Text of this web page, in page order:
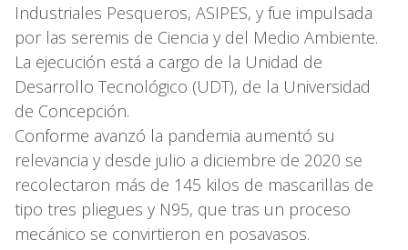
Industriales Pesqueros, ASIPES, y fue impulsada
por las seremis de Ciencia y del Medio Ambiente.
La ejecución está a cargo de la Unidad de
Desarrollo Tecnológico (UDT), de la Universidad
de Concepción.
Conforme avanzó la pandemia aumentó su
relevancia y desde julio a diciembre de 2020 se
recolectaron más de 145 kilos de mascarillas de
tipo tres pliegues y N95, que tras un proceso
mecánico se convirtieron en posavasos.